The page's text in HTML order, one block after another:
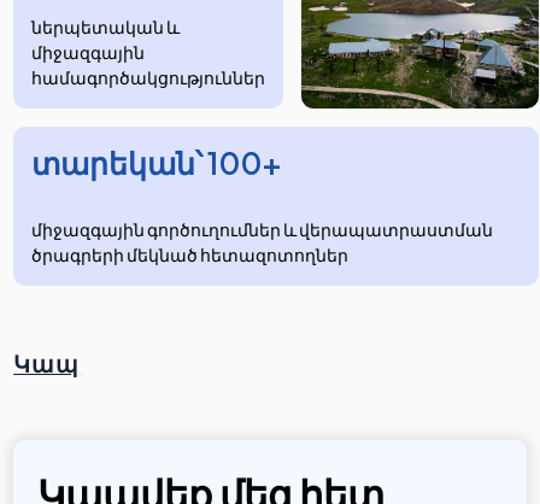
ներպետական և
միջազգային
համագործակցություններ
տարեկան՝ 100+
միջազգային գործուղումներ և վերապատրաստման
ծրագրերի մեկնած հետազոտողներ
Կապ
Կապվեք մեզ հետ